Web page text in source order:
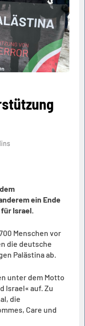
ein Ende
Israel.
Menschen vor
die deutsche
Palästina ab.
unter dem Motto
Israel« auf. Zu
die
Care und